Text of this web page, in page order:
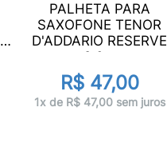
PALHETA PARA
SAXOFONE TENOR
D'ADDARIO RESERVE
2.0...
R$ 47,00
1x de R$ 47,00 sem juros